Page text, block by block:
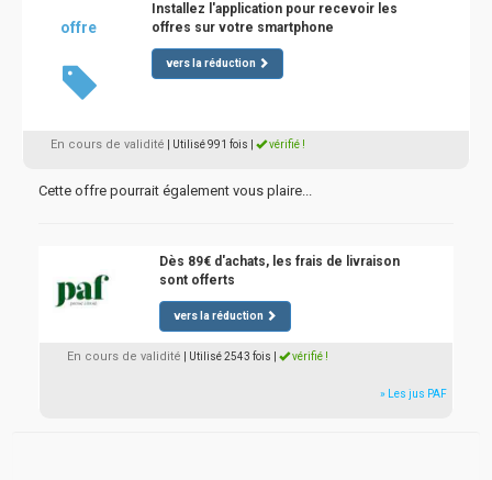
offre
Installez l'application pour recevoir les
offres sur votre smartphone
vers la réduction
En cours de validité | Utilisé 991 fois vérifié !
Cette offre pourrait également vous plaire...
Dès 89€ d'achats, les frais de livraison
sont offerts
vers la réduction
En cours de validité | Utilisé 2543 fois vérifié !
» Les jus PAF